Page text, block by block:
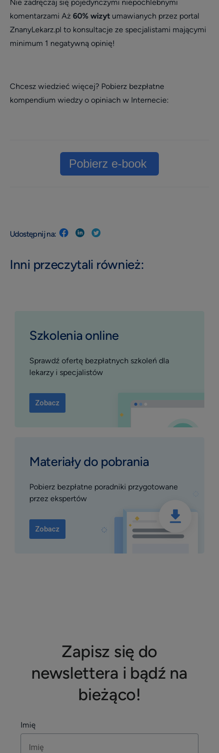
Nie zadręczaj się pojedynczymi niepochlebnymi
komentarzami Aż 60% wizyt umawianych przez portal
ZnanyLekarz.pl to konsultacje ze specjalistami mającymi
minimum 1 negatywną opinię!
Chcesz wiedzieć więcej? Pobierz bezpłatne
kompendium wiedzy o opiniach w Internecie:
Pobierz e-book
Udostępnij na:
Inni przeczytali również:
Szkolenia online
Sprawdź ofertę bezpłatnych szkoleń dla
lekarzy i specjalistów
Zobacz
Materiały do pobrania
Pobierz bezpłatne poradniki przygotowane
przez ekspertów
Zobacz
Zapisz się do
newslettera i bądź na
bieżąco!
Imię